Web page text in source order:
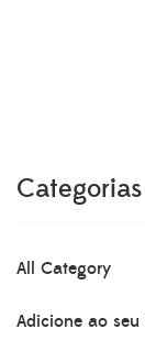
All Category
Adicione ao seu